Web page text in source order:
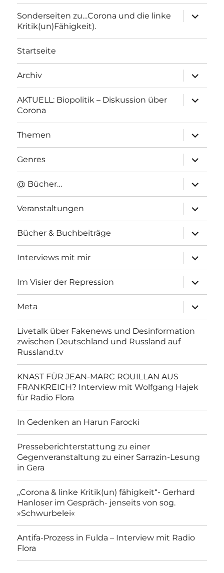
Sonderseiten zu…Corona und die linke
Kritik(un)Fähigkeit).
anzeigen
Startseite
Archiv
anzeigen
AKTUELL: Biopolitik – Diskussion über
Corona
anzeigen
Themen
anzeigen
Genres
anzeigen
@ Bücher…
anzeigen
Veranstaltungen
anzeigen
Bücher & Buchbeiträge
anzeigen
Interviews mit mir
anzeigen
Im Visier der Repression
anzeigen
Meta
anzeigen
Livetalk über Fakenews und Desinformation
zwischen Deutschland und Russland auf
Russland.tv
KNAST FÜR JEAN-MARC ROUILLAN AUS
FRANKREICH? Interview mit Wolfgang Hajek
für Radio Flora
In Gedenken an Harun Farocki
Presseberichterstattung zu einer
Gegenveranstaltung zu einer Sarrazin-Lesung
in Gera
„Corona & linke Kritik(un) fähigkeit“- Gerhard
Hanloser im Gespräch- jenseits von sog.
»Schwurbelei«
Antifa-Prozess in Fulda – Interview mit Radio
Flora